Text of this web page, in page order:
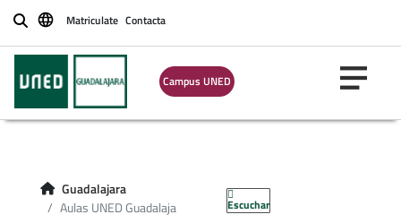
BuscarMatriculate Contacta
Campus UNED
Guadalajara
Aulas UNED Guadalaja
Escuchar